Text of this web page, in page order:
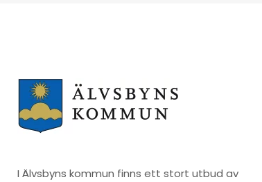
I Älvsbyns kommun finns ett stort utbud av